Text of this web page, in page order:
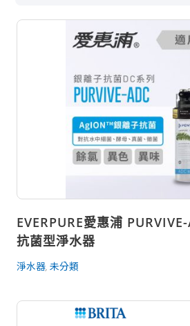
EVERPURE愛惠浦
抗菌型淨水器
淨水器, 未分類